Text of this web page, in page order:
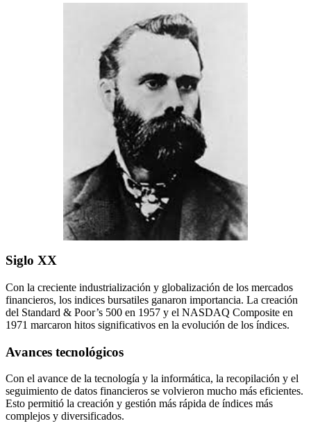
Siglo XX
Con la creciente industrialización y globalización de los mercados
financieros, los indices bursatiles ganaron importancia. La creación
del Standard & Poor’s 500 en 1957 y el NASDAQ Composite en
1971 marcaron hitos significativos en la evolución de los índices.
Avances tecnológicos
Con el avance de la tecnología y la informática, la recopilación y el
seguimiento de datos financieros se volvieron mucho más eficientes.
Esto permitió la creación y gestión más rápida de índices más
complejos y diversificados.